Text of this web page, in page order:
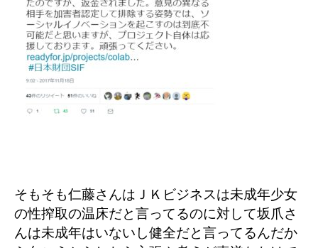
そもそも仁藤さんはＪＫビジネスは未成年少女
の性搾取の温床だと言ってるのに対して坂爪さ
んは未成年はいないし健全だと言ってるんだか